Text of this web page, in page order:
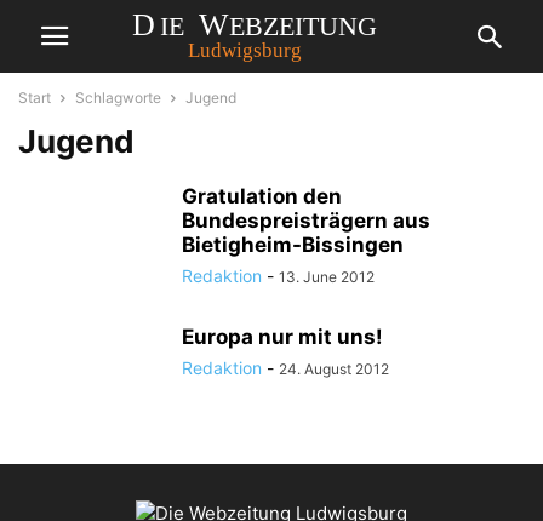
Start Schlagworte Jugend
Jugend
Gratulation den
Bundespreisträgern aus
Bietigheim-Bissingen
Redaktion - 13. June 2012
Europa nur mit uns!
Redaktion - 24. August 2012